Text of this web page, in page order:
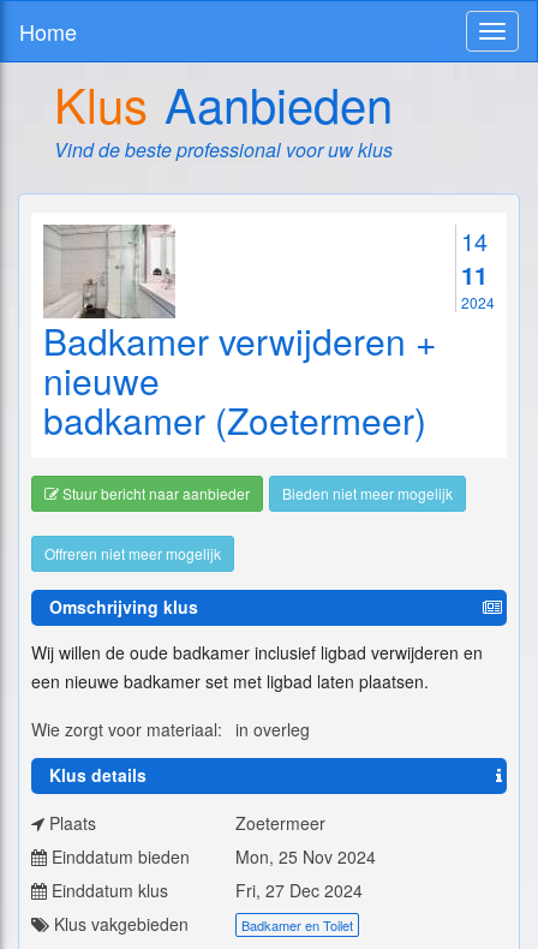
Home
Klus Aanbieden
Vind de beste professional voor uw klus
14
11
2024
Badkamer verwijderen +
nieuwe
badkamer (Zoetermeer)
Stuur bericht naar aanbieder Bieden niet meer mogelijk
Offreren niet meer mogelijk
Omschrijving klus
Wij willen de oude badkamer inclusief ligbad verwijderen en
een nieuwe badkamer set met ligbad laten plaatsen.
Wie zorgt voor materiaal: in overleg
Klus details
Plaats
Zoetermeer
Einddatum bieden
Mon, 25 Nov 2024
Einddatum klus
Fri, 27 Dec 2024
Klus vakgebieden
Badkamer en Toilet